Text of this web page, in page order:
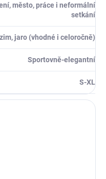
město, práce i neformální
setkání
jaro (vhodné i celoročně)
Sportovně-elegantní
S-XL